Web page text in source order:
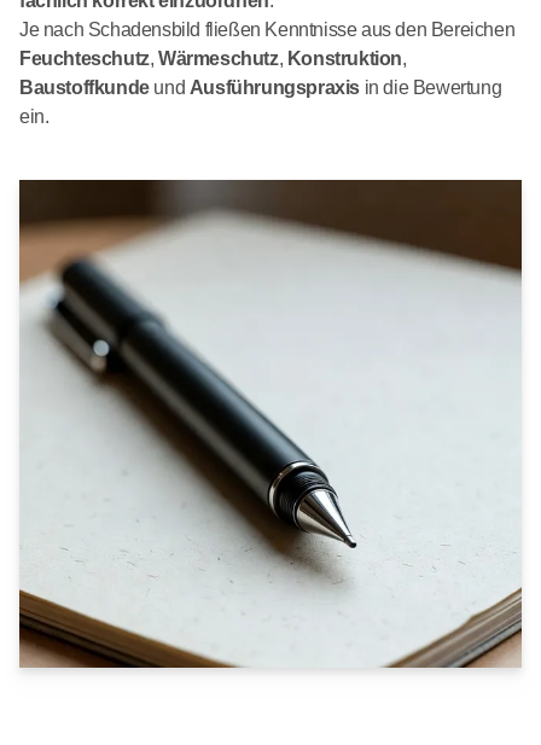
Je nach Schadensbild fließen Kenntnisse aus den Bereichen
Feuchteschutz,Wärmeschutz, Konstruktion,
Baustoffkundeund Ausführungspraxis in die Bewertung
ein.